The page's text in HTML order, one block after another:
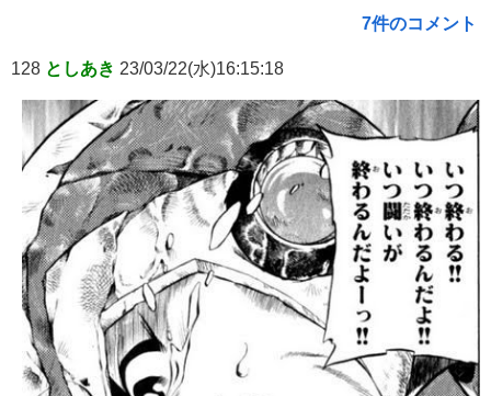
7件のコメント
128 としあき 23/03/22(水)16:15:18